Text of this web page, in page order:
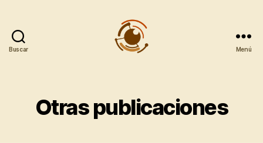
Buscar Menú
Otras publicaciones